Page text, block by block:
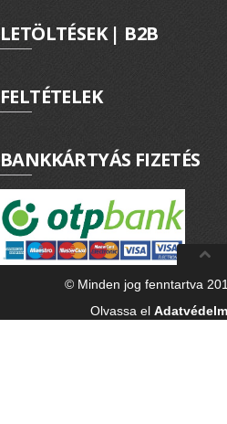
LETÖLTÉSEK | B2B
FELTÉTELEK
BANKKÁRTYÁS FIZETÉS
© Minden jog fenntartva
Olvassa el